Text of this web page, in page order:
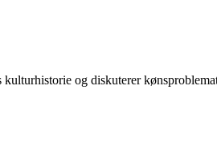
og diskuterer